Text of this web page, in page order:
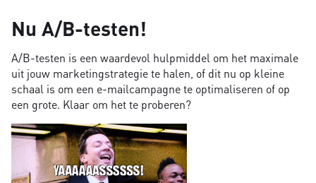
Nu A/B-testen!
A/B-testen is een waardevol hulpmiddel om het maximale
uit jouw marketingstrategie te halen, of dit nu op kleine
schaal is om een ​​e-mailcampagne te optimaliseren of op
een grote. Klaar om het te proberen?